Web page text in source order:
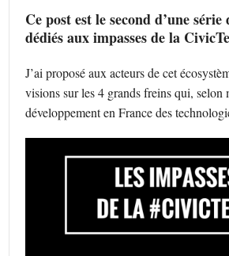
Ce post est le second d’une
dédiés aux impasses de la
J’ai proposé aux acteurs de cet
visions sur les 4 grands freins qui, selon
développement en France des